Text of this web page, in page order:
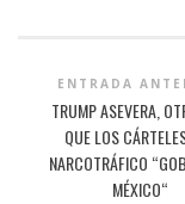
ENTRADA
TRUMP ASEVERA,
QUE LOS
NARCOTRÁFICO
MÉXICO“